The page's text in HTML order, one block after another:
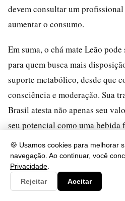
🍪 Usamos cookies para melhorar
navegação. Ao continuar, você
Privacidade
Rejeitar
Aceitar
devem consultar um profissional
aumentar o consumo.
Em suma, o chá mate Leão
para quem busca mais
suporte metabólico, desde que
consciência e moderação. Sua
Brasil atesta não apenas seu
seu potencial como uma bebida
democrática.
Embasamento e